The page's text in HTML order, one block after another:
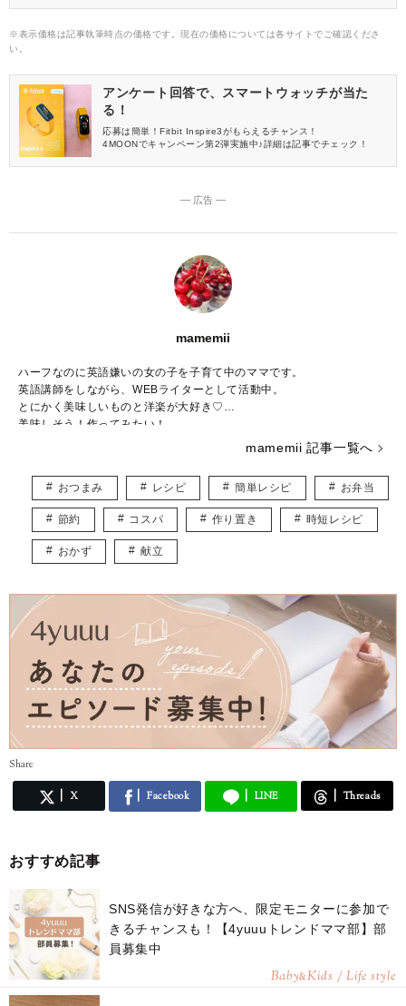
※表示価格は記事執筆時点の価格です。現在の価格については各サイトでご確認くださ
い。
アンケート回答で、スマートウォッチが当た
る！
応募は簡単！Fitbit Inspire3がもらえるチャンス！
4MOONでキャンペーン第2弾実施中♪詳細は記事でチェック！
― 広告 ―
mamemii
ハーフなのに英語嫌いの女の子を子育て中のママです。
英語講師をしながら、WEBライターとして活動中。
とにかく美味しいものと洋楽が大好き♡
美味しそう！作ってみたい！
mamemii 記事一覧へ
おつまみ レシピ 簡単レシピ お弁当
節約 コスパ 作り置き 時短レシピ
おかず 献立
Share
X Facebook LINE Threads
おすすめ記事
SNS発信が好きな方へ、限定モニターに参加で
きるチャンスも！【4yuuuトレンドママ部】部
員募集中
Baby&Kids / Life style